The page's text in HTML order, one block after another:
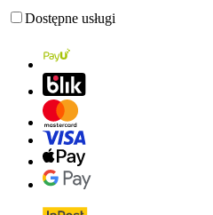
Dostępne usługi